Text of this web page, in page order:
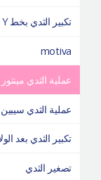
تكبير الثدي بخط Y
motiva
عملية الثدي مينتور
عملية الثدي سيبين
تكبير الثدي بعد
تصغير الثدي